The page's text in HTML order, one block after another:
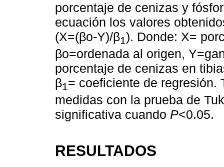
porcentaje de cenizas y
ecuación los valores
(X=(βo-Y)/β1). Donde: X=
βo=ordenada al origen,
porcentaje de cenizas en
β1= coeficiente de regresión.
medidas con la prueba de
significativa cuando P<0.05.
RESULTADOS